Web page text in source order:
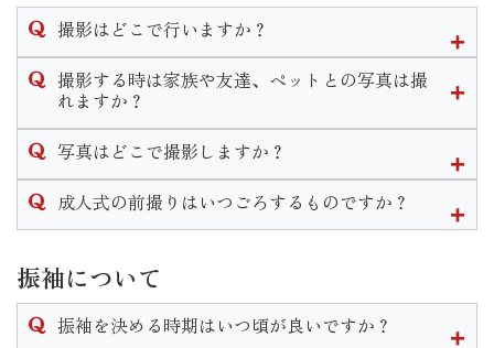
七五三の詳しいプランはHP内の七五三ページをご覧頂くか店
舗までお問い合わせください。
撮影はどこで行いますか？
スタジオが当館２階にございますのでそこで撮影します。
また、スタジオへは階段を登って移動していただく為車椅子
致します。
撮影する時は家族や友達、ペットとの写真は撮
れますか？
当店では家族撮影はもちろんペットとの撮影もできます。
家族和装プランや兄妹和装プラン等豊富にご用意しておりま
なお家族撮影等の希望がある場合はご予約時にお申し付けく
写真はどこで撮影しますか？
いせやきもの館に併設されているスタジオにて撮影を行いま
す。
成人式の前撮りはいつごろするものですか？
スタジオは予約制となっており年中撮影可能となっておりま
すので時期や曜日、時間はお客様の御都合に合わせて行うこ
とができます。
なお水・木・年末年始は休館日となりますのでご了承くださ
振袖について
振袖を決める時期はいつ頃が良いですか？